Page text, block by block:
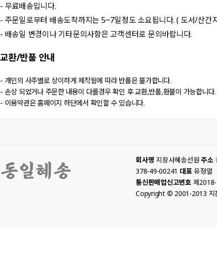
- 무료배송입니다.
- 주문일로부터 배송도착까지는 5~7일정도 소요됩니다. ( 도서/산간
- 배송일 변경이나 기타문의사항은 고객센터로 문의바랍니다.
교환/반품안내
- 개인의 사주별로 상이하게 제작됨에 따라 반품은 불가합니다.
- 손상 되었거나 주문한 내용이 다를경우 확인 후 교환,반품,환불이 가능합니다.
- 이용약관은 홈페이지 하단에서 확인할 수 있습니다.
회사명 지장사혜송선원 주소
378-49-00241 대표 유정열
통신판매업신고번호 제
Copyright © 2001-2013 지